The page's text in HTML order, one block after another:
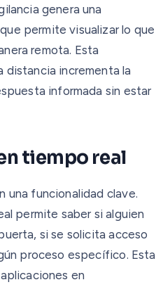
genera una
permite visualizar lo que
remota. Esta
distancia incrementa la
informada sin estar
tiempo real
una funcionalidad clave.
permite saber si alguien
si se solicita acceso
proceso específico. Esta
en